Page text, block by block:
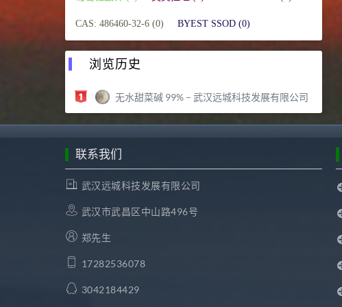
CAS: 486460-32-6 (0) BYEST SSOD (0)
浏览历史
无水甜菜碱 99% – 武汉远城科技发展有限公司
联系我们
武汉远城科技发展有限公司
武汉市武昌区中山路496号
郑先生
17282536078
3042184429